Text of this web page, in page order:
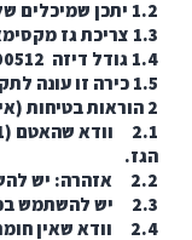
2.1 וודא